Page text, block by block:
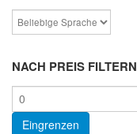
NACH PREIS FILTERN
Min.
Preis
Eingrenzen